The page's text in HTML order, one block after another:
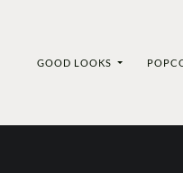
GOOD LOOKS